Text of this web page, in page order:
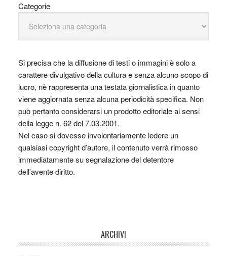
Categorie
Si precisa che la diffusione di testi o immagini è solo a
carattere divulgativo della cultura e senza alcuno scopo di
lucro, nè rappresenta una testata giornalistica in quanto
viene aggiornata senza alcuna periodicità specifica. Non
può pertanto considerarsi un prodotto editoriale ai sensi
della legge n. 62 del 7.03.2001.
Nel caso si dovesse involontariamente ledere un
qualsiasi copyright d’autore, il contenuto verrà rimosso
immediatamente su segnalazione del detentore
dell’avente diritto.
ARCHIVI